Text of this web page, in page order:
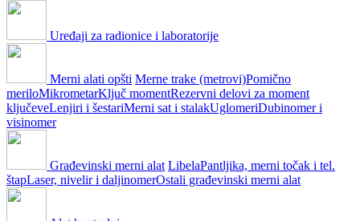
Uređaji za radionice i laboratorije
Merni alati opšti Merne trake (metrovi)Pomično
meriloMikrometarKljuč momentRezervni delovi za moment
ključeveLenjiri i šestariMerni sat i stalakUglomeriDubinomer i
visinomer
Građevinski merni alat LibelaPantljika, merni točak i tel.
štapLaser, nivelir i daljinomerOstali građevinski merni alat